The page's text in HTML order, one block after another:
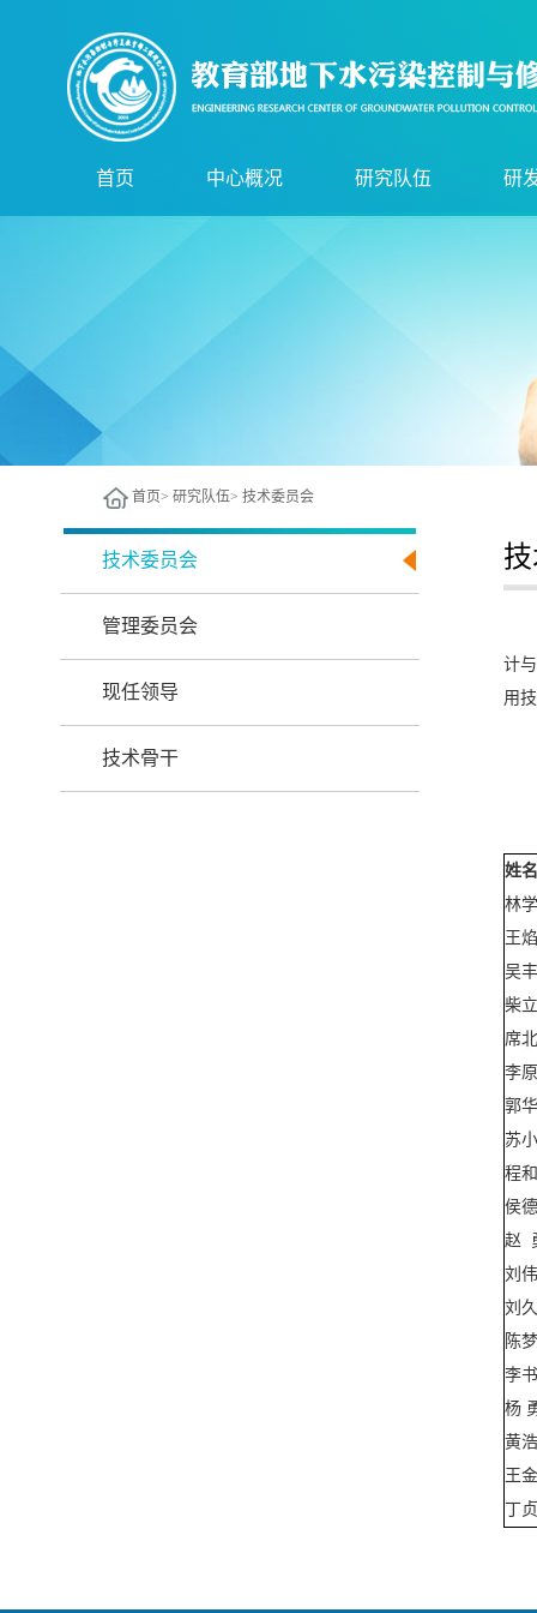
首页 中心概况 研究队伍 研
尖
首页> 研究队伍> 技术委员会
技术委员会
管理委员会
现任领导
技术骨干
计
用
姓名
林
王
吴
柴
席
李
郭
苏
程
侯
赵
刘
刘
陈
李
杨
黄
王
丁